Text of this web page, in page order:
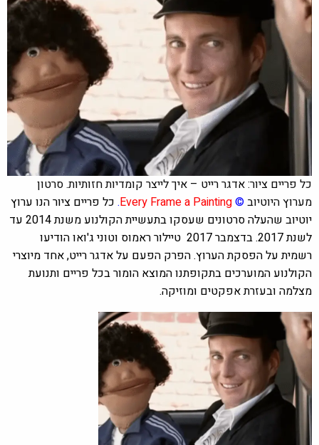
כל פריים ציור: אדגר רייט – איך לייצר קומדיות חזותיות. סרטון
מערוץ היוטיוב©
Every Frame a Painting
.כל פריים ציור הנו ערוץ
יוטיוב שהעלה סרטונים שעסקו בתעשיית הקולנוע משנת 2014 עד
לשנת 2017. בדצמבר 2017 טיילור ראמוס וטוני ג'ואו הודיעו
רשמית על הפסקת הערוץ. הפרק הפעם על אדגר רייט, אחד מיוצרי
הקולנוע המוערכים בתקופתנו המוצא הומור בכל פריים ותנועת
מצלמה ובעזרת אפקטים ומוזיקה.